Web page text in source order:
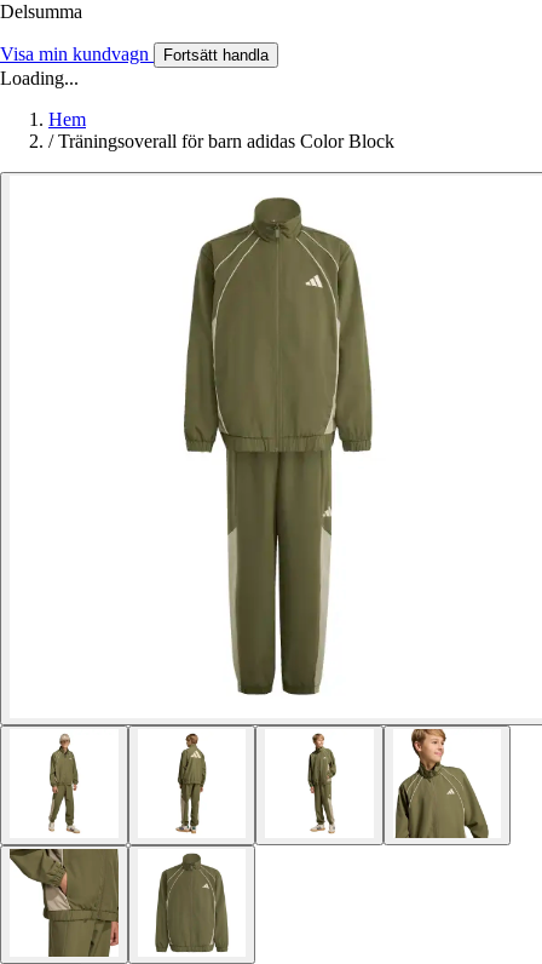
Delsumma
Visa min kundvagn Fortsätt handla
Loading...
Hem
/ Träningsoverall för barn adidas Color Block